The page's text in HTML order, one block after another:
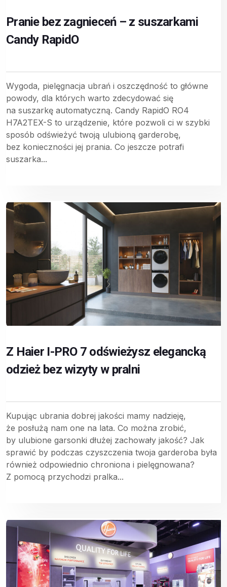
Pranie bez zagnieceń – z suszarkami
Candy RapidO
Wygoda, pielęgnacja ubrań i oszczędność to główne
powody, dla których warto zdecydować się
na suszarkę automatyczną. Candy RapidO RO4
H7A2TEX-S to urządzenie, które pozwoli ci w szybki
sposób odświeżyć twoją ulubioną garderobę,
bez konieczności jej prania. Co jeszcze potrafi
suszarka...
Z Haier I-PRO 7 odświeżysz elegancką
odzież bez wizyty w pralni
Kupując ubrania dobrej jakości mamy nadzieję,
że posłużą nam one na lata. Co można zrobić,
by ulubione garsonki dłużej zachowały jakość? Jak
sprawić by podczas czyszczenia twoja garderoba była
również odpowiednio chroniona i pielęgnowana?
Z pomocą przychodzi pralka...